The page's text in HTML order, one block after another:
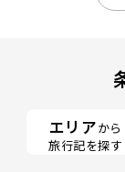
エリア から
旅行記を探す